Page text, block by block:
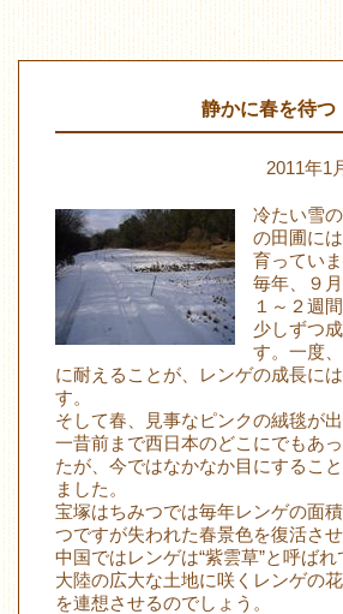
静かに春を待つ
2011年1
冷たい雪
の田圃に
育っていま
毎年、９
１～２週
少しずつ
す。一度
に耐えることが、レンゲの成長に
す。
そして春、見事なピンクの絨毯が出
一昔前まで西日本のどこにでもあ
たが、今ではなかなか目にするこ
ました。
宝塚はちみつでは毎年レンゲの面
つですが失われた春景色を復活させ
中国ではレンゲは“紫雲草”と呼ばれ
大陸の広大な土地に咲くレンゲの
を連想させるのでしょう。